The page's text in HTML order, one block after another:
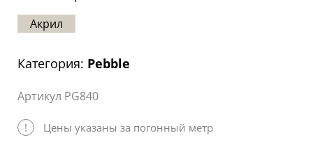
Карта
Акрил
Категория: Pebble
Артикул PG840
! Цены указаны за погонный метр